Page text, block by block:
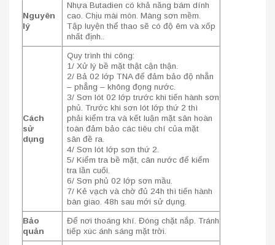
Nguyên
lý
Nhựa Butadien có khả năng bám dính
cao. Chịu mài mòn. Màng sơn mềm.
Tập luyện thể thao sẽ có độ êm và xốp
nhất định..
Cách
sử
dụng
Quy trình thi công:
1/ Xử lý bề mặt thật cận thận.
2/ Bả 02 lớp TNA để đảm bảo độ nhẵn
– phẳng – không đọng nước.
3/ Sơn lót 02 lớp trước khi tiến hành sơn
phủ. Trước khi sơn lót lớp thứ 2 thì
phải kiểm tra và kết luận mặt sân hoàn
toàn đảm bảo các tiêu chí của mặt
sân đề ra.
4/ Sơn lót lớp sơn thứ 2.
5/ Kiểm tra bề mặt, cân nước để kiểm
tra lần cuối.
6/ Sơn phủ 02 lớp sơn mầu.
7/ Kẻ vạch và chờ đủ 24h thì tiến hành
bàn giao. 48h sau mới sử dụng.
Bảo
quản
Để nơi thoáng khí. Đóng chặt nắp. Tránh
tiếp xúc ánh sáng mặt trời.